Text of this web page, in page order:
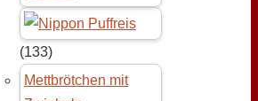
(133)
Mettbrötchen mit